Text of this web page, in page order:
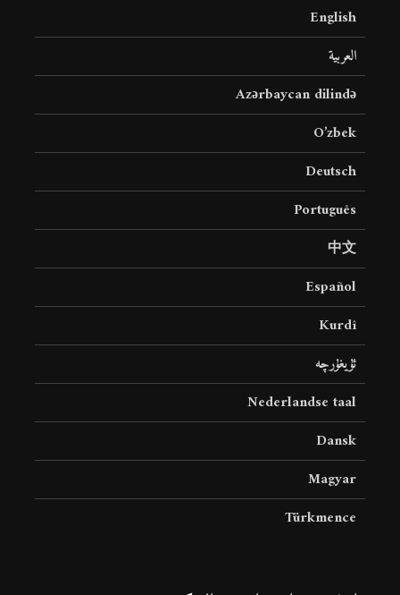
English
العربية
Azərbaycan dilində
O’zbek
Deutsch
Português
中文
Español
Kurdî
ئۇيغۇرچە
Nederlandse taal
Dansk
Magyar
Türkmence